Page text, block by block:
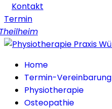
Kontakt
Termin
Home
Termin-Vereinbarung
Physiotherapie
Osteopathie